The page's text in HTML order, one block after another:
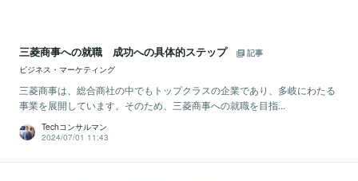
三菱商事への就職 成功への具体的ステップ
記事
ビジネス・マーケティング
三菱商事は、総合商社の中でもトップクラスの企業であり、多岐にわたる
事業を展開しています。そのため、三菱商事への就職を目指...
Techコンサルマン
2024/07/01 11:43